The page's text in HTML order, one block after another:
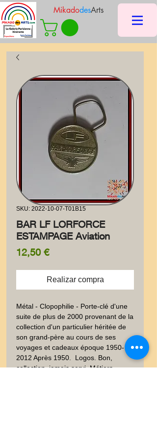
MikadodesArts
SKU: 2022-10-07-T01B15
BAR LF LORFORCE
ESTAMPAGE Aviation
12,50 €Precio
Realizar compra
Métal - Clopophilie - Porte-clé d'une
suite de plus de 2000 provenant de la
collection d'un particulier héritée de
son grand-père au cours de ses
voyages et cadeaux époque 1950-
2012 Après 1950.  Logos. Bon,
collection, jamais servi. Métiers,